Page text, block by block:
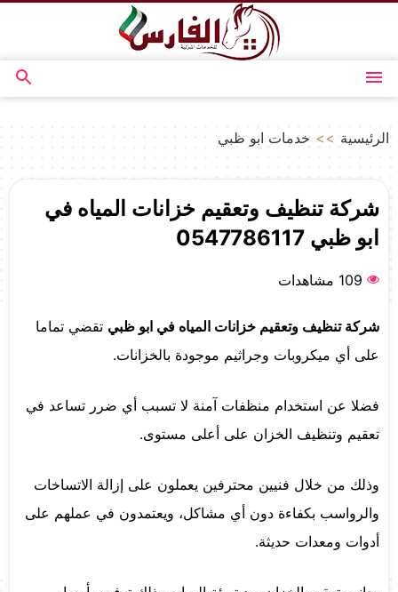
المحتوى
القائمة
بحث
الرئيسية >> خدمات ابو ظبي
شركة تنظيف وتعقيم خزانات المياه في
ابو ظبي 0547786117
109 مشاهدات
شركة تنظيف وتعقيم خزانات المياه في ابو ظبي تقضي تماما
على أي ميكروبات وجراثيم موجودة بالخزانات.
فضلا عن استخدام منظفات آمنة لا تسبب أي ضرر تساعد في
تعقيم وتنظيف الخزان على أعلى مستوى.
وذلك من خلال فنيين محترفين يعملون على إزالة الاتساخات
والرواسب بكفاءة دون أي مشاكل، ويعتمدون في عملهم على
أدوات ومعدات حديثة.